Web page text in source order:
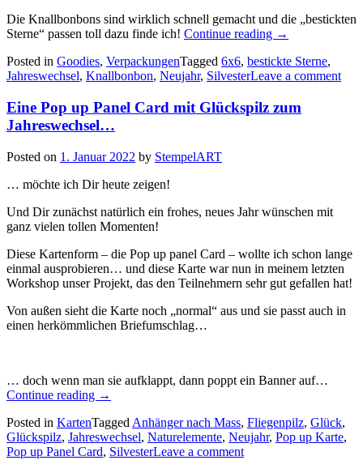
Die Knallbonbons sind wirklich schnell gemacht und die „bestickten
Sterne“ passen toll dazu finde ich! Continue reading „Knallbonbons
Glücksbringer
zu
→
Posted in Goodies, VerpackungenTagged 6x6, bestickte Sterne,
Jahreswechsel, Knallbonbon, Neujahr, SilvesterLeave a comment
Eine Pop up Panel Card mit Glückspilz zum
Jahreswechsel…
Posted on 1. Januar 2022 by StempelART
… möchte ich Dir heute zeigen!
Und Dir zunächst natürlich ein frohes, neues Jahr wünschen mit
ganz vielen tollen Momenten!
Diese Kartenform – die Pop up panel Card – wollte ich schon lange
einmal ausprobieren… und diese Karte war nun in meinem letzten
Workshop unser Projekt, das den Teilnehmern sehr gut gefallen hat!
Von außen sieht die Karte noch „normal“ aus und sie passt auch in
einen herkömmlichen Briefumschlag…
… doch wenn man sie aufklappt, dann poppt ein Banner auf…
Continue reading „Eine
up
Panel
Card
→
Posted in KartenTagged Anhänger nach Mass, Fliegenpilz, Glück,
Glückspilz, Jahreswechsel, Naturelemente, Neujahr, Pop up Karte,
Pop up Panel Card, SilvesterLeave a comment